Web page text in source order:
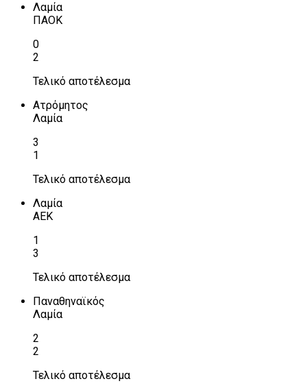
Λαμία
ΠΑΟΚ
0
2
Τελικό αποτέλεσμα
Ατρόμητος
Λαμία
3
1
Τελικό αποτέλεσμα
Λαμία
ΑΕΚ
1
3
Τελικό αποτέλεσμα
Παναθηναϊκός
Λαμία
2
2
Τελικό αποτέλεσμα